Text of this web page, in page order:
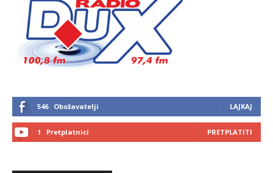
546 Obožavatelji LAJKAJ
1 Pretplatnici PRETPLATITI